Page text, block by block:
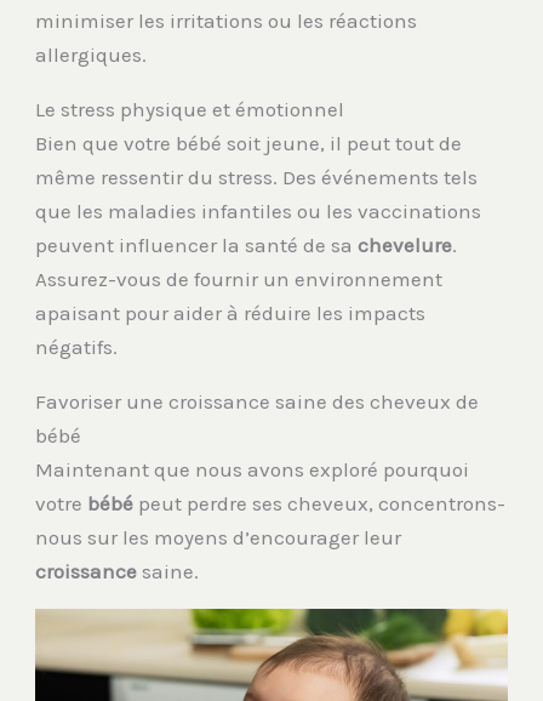
minimiser les irritations ou les réactions
allergiques.
Le stress physique et émotionnel
Bien que votre bébé soit jeune, il peut tout de
même ressentir du stress. Des événements tels
que les maladies infantiles ou les vaccinations
peuvent influencer la santé de sachevelure.
Assurez-vous de fournir un environnement
apaisant pour aider à réduire les impacts
négatifs.
Favoriser une croissance saine des cheveux de
bébé
Maintenant que nous avons exploré pourquoi
votre bébé peut perdre ses cheveux, concentrons-
nous sur les moyens d’encourager leur
croissance saine.